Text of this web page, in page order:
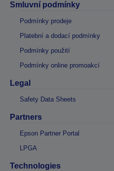
Smluvní podmínky
Podmínky prodeje
Platební a dodací podmínky
Podmínky použití
Podmínky online promoakcí
Legal
Safety Data Sheets
Partners
Epson Partner Portal
LPGA
Technologies